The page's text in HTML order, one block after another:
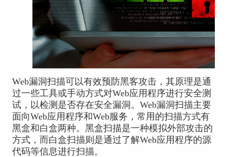
Web漏洞扫描可以有效预防黑客攻击，其原理是通
过一些工具或手动方式对Web应用程序进行安全测
试，以检测是否存在安全漏洞。Web漏洞扫描主要
面向Web应用程序和Web服务，常用的扫描方式有
黑盒和白盒两种。黑盒扫描是一种模拟外部攻击的
方式，而白盒扫描则是通过了解Web应用程序的源
代码等信息进行扫描。